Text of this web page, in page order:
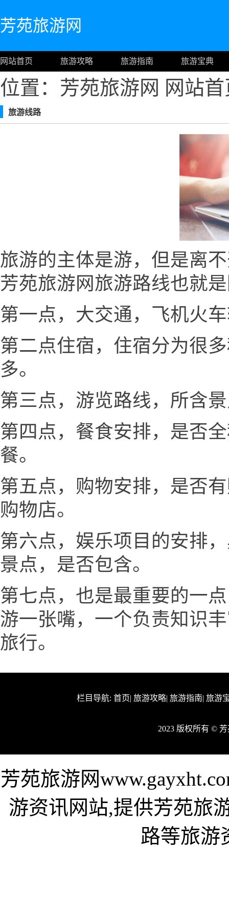
芳苑旅游网
网站首页 旅游攻略 旅游指南 旅游宝典
位置：芳苑旅游网 网站
旅游线路
旅游的主体是游，但是离
芳苑旅游网旅游路线也就
第一点，大交通，飞机火
第二点住宿，住宿分为很
多。
第三点，游览路线，所含
第四点，餐食安排，是否
餐。
第五点，购物安排，是否
购物店。
第六点，娱乐项目的安排
景点，是否包含。
第七点，也是最重要的一
游一张嘴，一个负责知识
旅行。
栏目导航: 首页| 旅游攻略| 旅游指南| 旅游
2023 版权所有 ©
芳苑旅游网
游资讯网站,提供芳苑旅
路等旅游